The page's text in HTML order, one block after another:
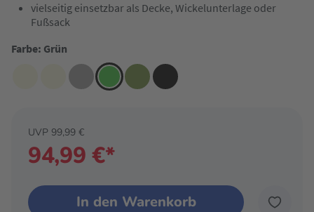
vielseitig einsetzbar als Decke, Wickelunterlage oder
Fußsack
Farbe: Grün
94,99 €*
UVP 99,99 €
In den Warenkorb